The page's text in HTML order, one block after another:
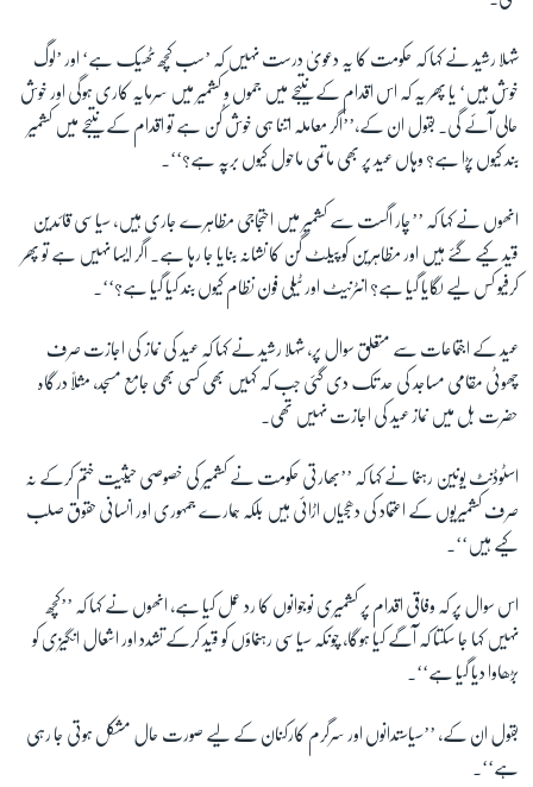
زبان
شہلا رشید نے کہا کہ حکومت کا یہ دعویٰ درست نہیں کہ ’سب کچھ ٹھیک ہے‘ اور ’لوگ
خوش ہیں‘ یا پھر یہ کہ اس اقدام کے نتیجے میں جموں و کشمیر میں سرمایہ کاری ہوگی اور خوش
حالی آئے گی۔ بقول ان کے،’’اگر معاملہ اتنا ہی خوش کُن ہے تو اقدام کے نتیجے میں کشمیر
بند کیوں پڑا ہے؟ وہاں عید پر بھی ماتمی ماحول کیوں برپہ ہے؟‘‘۔
انھوں نے کہا کہ ’’چار اگست سے کشمیر میں احتجاجی مظاہرے جاری ہیں، سیاسی قائدین
قید کیے گئے ہیں اور مظاہرین کو پیلٹ گن کا نشانہ بنایا جا رہا ہے۔ اگر ایسا نہیں ہے تو پھر
کرفیو کس لیے لگایا گیا ہے؟ انٹرنیٹ اور ٹیلی فون نظام کیوں بند کیا گیا ہے؟‘‘۔
عید کے اجتماعات سے متعلق سوال پر، شہلا رشید نے کہا کہ عید کی نماز کی اجازت صرف
چھوٹی مقامی مساجد کی حد تک دی گئی جب کہ کہیں بھی کسی بھی جامع مسجد، مثلاً درگاہ
حضرت بل میں نماز عید کی اجازت نہیں تھی۔
اسٹوڈنٹ یونین رہنما نے کہا کہ ’’بھارتی حکومت نے کشمیر کی خصوصی حیثیت ختم کرکے نہ
صرف کشمیریوں کے اعتماد کی دھجیاں اڑائی ہیں بلکہ ہمارے جمہوری اور انسانی حقوق صلب
کیے ہیں‘‘۔
اس سوال پر کہ وفاقی اقدام پر کشمیری نوجوانوں کا رد عمل کیا ہے، انھوں نے کہا کہ ’’کچھ
نہیں کہا جا سکتا کہ آگے کیا ہوگا، چونکہ سیاسی رہنماؤں کو قید کرکے تشدد اور اشعال انگیزی کو
بڑھاوا دیا گیا ہے‘‘۔
بقول ان کے، ’’سیاستدانوں اور سرگرم کارکنان کے لیے صورت حال مشکل ہوتی جا رہی
ہے‘‘۔